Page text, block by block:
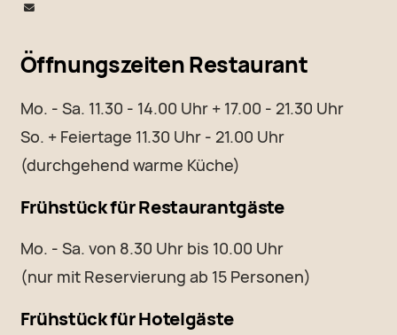
Öffnungszeiten Restaurant
Mo. - Sa. 11.30 - 14.00 Uhr + 17.00 - 21.30 Uhr
So. + Feiertage 11.30 Uhr - 21.00 Uhr
(durchgehend warme Küche)
Frühstück für Restaurantgäste
Mo. - Sa. von 8.30 Uhr bis 10.00 Uhr
(nur mit Reservierung ab 15 Personen)
Frühstück für Hotelgäste